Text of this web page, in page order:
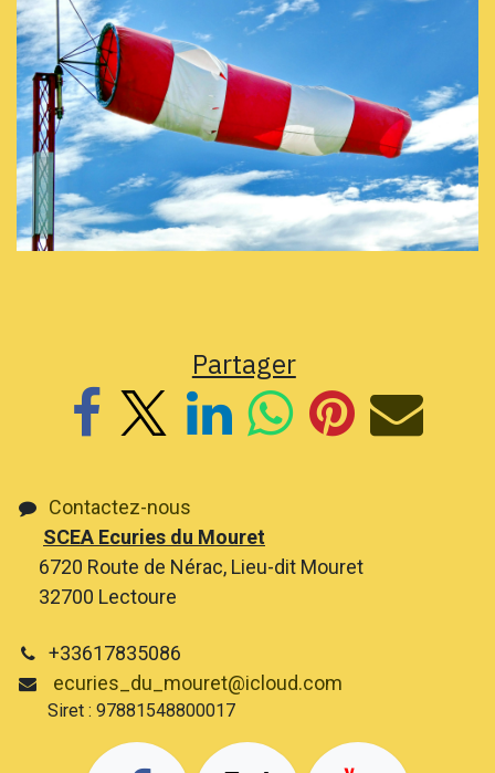
Partager
Contactez-nous
SCEA Ecuries du Mouret
6720 Route de Nérac, Lieu-dit Mouret
32700 Lectoure
+33617835086
ecuries_du_mouret@icloud.com
Siret : 97881548800017